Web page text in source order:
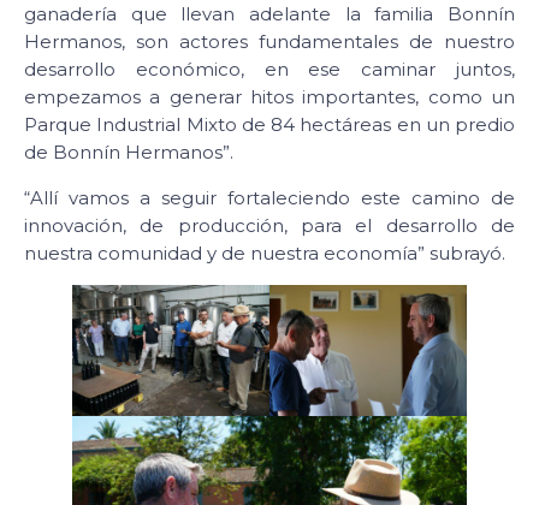
ganadería que llevan adelante la familia Bonnín
Hermanos, son actores fundamentales de nuestro
desarrollo económico, en ese caminar juntos,
empezamos a generar hitos importantes, como un
Parque Industrial Mixto de 84 hectáreas en un predio
de Bonnín Hermanos”.
“Allí vamos a seguir fortaleciendo este camino de
innovación, de producción, para el desarrollo de
nuestra comunidad y de nuestra economía” subrayó.